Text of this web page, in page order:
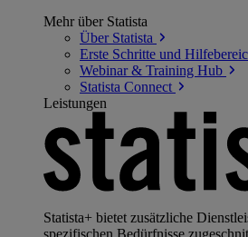
Mehr über Statista
Über Statista
Erste Schritte und
Webinar & Training Hub
Statista Connect
Leistungen
Statista+ bietet zusätzliche
spezifischen Bedürfnisse